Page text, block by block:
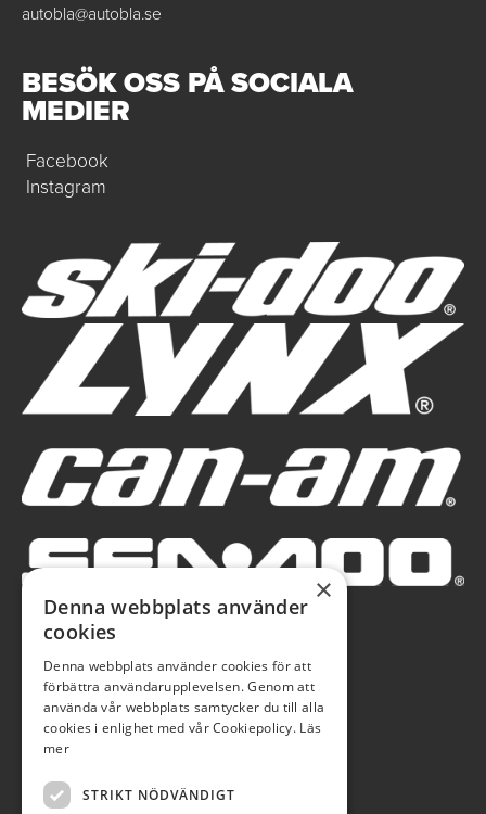
autobla@autobla.se
BESÖK OSS PÅ SOCIALA
MEDIER
Facebook
Instagram
×
Denna webbplats använder
cookies
Denna webbplats använder cookies för att
förbättra användarupplevelsen. Genom att
använda vår webbplats samtycker du till alla
cookies i enlighet med vår Cookiepolicy. Läs
mer
STRIKT NÖDVÄNDIGT